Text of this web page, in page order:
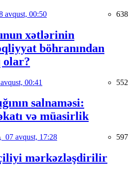
avqust, 00:50 638
xətlərinin
böhranından
olar?
00:41 552
salnaməsi:
və müasirlik
07 avqust, 17:28 597
mərkəzləşdirilir